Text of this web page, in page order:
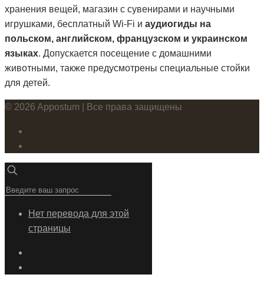
хранения вещей, магазин с сувенирами и научными
игрушками, бесплатный Wi-Fi и аудиогиды на
польском, английском, французском и украинском
языках. Допускается посещение с домашними
животными, также предусмотрены специальные стойки
для детей.
© 2026 Appostum | Все права защищены
Нет перевода для этой
страницы